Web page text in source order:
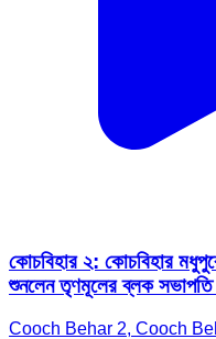
কোচবিহার ২: কোচবিহার
শুনলেন তৃণমূলের ব্লক
Cooch Behar 2, Cooch